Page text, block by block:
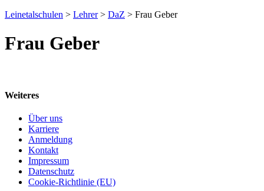
Leinetalschulen > Lehrer> DaZ > Frau Geber
Frau Geber
Weiteres
Über uns
Karriere
Anmeldung
Kontakt
Impressum
Datenschutz
Cookie-Richtlinie (EU)